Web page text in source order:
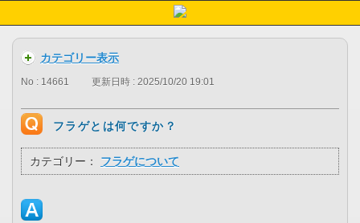
カテゴリー表示
No : 14661 更新日時 : 2025/10/20 19:01
フラゲとは何ですか？
カテゴリー： フラゲについて